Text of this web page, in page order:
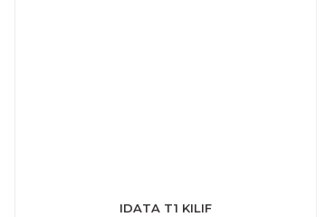
IDATA T1 KILIF